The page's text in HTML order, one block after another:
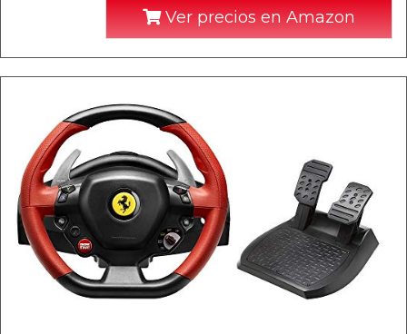
Ver precios en Amazon